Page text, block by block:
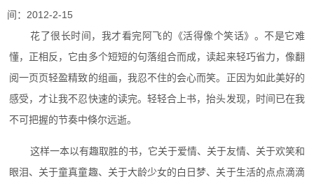
间：2012-2-15
花了很长时间，我才看完阿飞的《活得像个笑话》。不是它难
懂，正相反，它由多个短短的句落组合而成，读起来轻巧省力，像翻
阅一页页轻盈精致的组画，我忍不住的会心而笑。正因为如此美好的
感受，才让我不忍快速的读完。轻轻合上书，抬头发现，时间已在我
不可把握的节奏中倏尔远逝。
这样一本以有趣取胜的书，它关于爱情、关于友情、关于欢笑和
眼泪、关于童真童趣、关于大龄少女的白日梦、关于生活的点点滴滴